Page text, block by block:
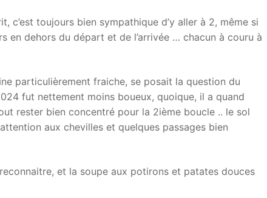
c’est toujours bien sympathique d’y aller à 2, même si
en dehors du départ et de l’arrivée … chacun à couru à
particulièrement fraiche, se posait la question du
fut nettement moins boueux, quoique, il a quand
rester bien concentré pour la 2ième boucle .. le sol
aux chevilles et quelques passages bien
et la soupe aux potirons et patates douces